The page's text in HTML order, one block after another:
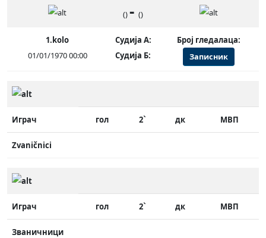
()- ()
1.kolo
01/01/1970 00:00
Судија А:
Судија Б:
Број гледалаца:
Записник
Играч гол 2` дк МВП
Zvaničnici
Играч гол 2` дк МВП
Званичници